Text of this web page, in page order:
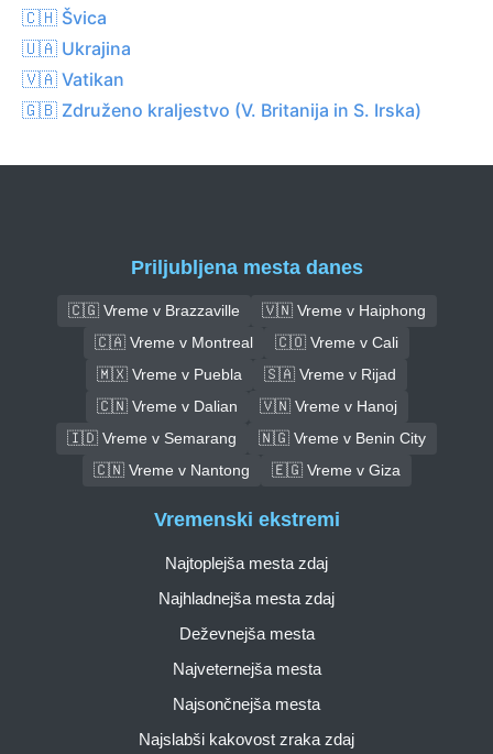
🇨🇭 Švica
🇺🇦 Ukrajina
🇻🇦 Vatikan
🇬🇧 Združeno kraljestvo (V. Britanija in S. Irska)
Priljubljena mesta danes
🇨🇬 Vreme v Brazzaville
🇻🇳 Vreme v Haiphong
🇨🇦 Vreme v Montreal
🇨🇴 Vreme v Cali
🇲🇽 Vreme v Puebla
🇸🇦 Vreme v Rijad
🇨🇳 Vreme v Dalian
🇻🇳 Vreme v Hanoj
🇮🇩 Vreme v Semarang
🇳🇬 Vreme v Benin City
🇨🇳 Vreme v Nantong
🇪🇬 Vreme v Giza
Vremenski ekstremi
Najtoplejša mesta zdaj
Najhladnejša mesta zdaj
Deževnejša mesta
Najveternejša mesta
Najsončnejša mesta
Najslabši kakovost zraka zdaj